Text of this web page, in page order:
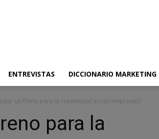
ENTREVISTAS DICCIONARIO MARKETING
un freno para la creatividad en las empresas?
para la